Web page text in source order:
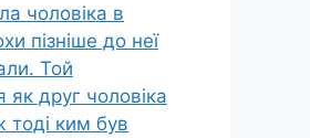
чоловіка в
пізніше до неї
Той
як друг чоловіка
тоді ким був